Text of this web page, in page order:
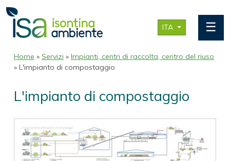
ITA ☰
Home » Servizi » Impianti, centri di raccolta, centro del riuso
» L'impianto di compostaggio
L'impianto di compostaggio